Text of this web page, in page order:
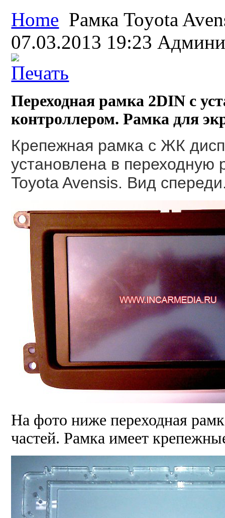
Home Рамка Toyota
07.03.2013 19:23
Переходная рамка 2DIN с
контроллером. Рамка для
Крепежная рамка с ЖК
установлена в переходную
Toyota Avensis. Вид спереди
На фото ниже переходная
частей. Рамка имеет